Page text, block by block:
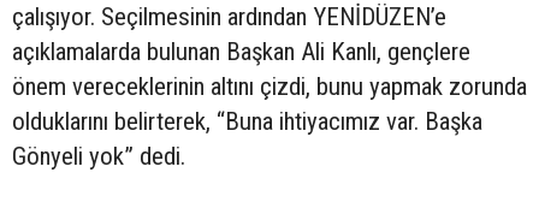
çalışıyor. Seçilmesinin ardından YENİDÜZEN’e
açıklamalarda bulunan Başkan Ali Kanlı, gençlere
önem vereceklerinin altını çizdi, bunu yapmak zorunda
olduklarını belirterek, “Buna ihtiyacımız var. Başka
Gönyeli yok” dedi.